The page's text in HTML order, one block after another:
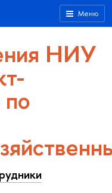
Меню
НИУ